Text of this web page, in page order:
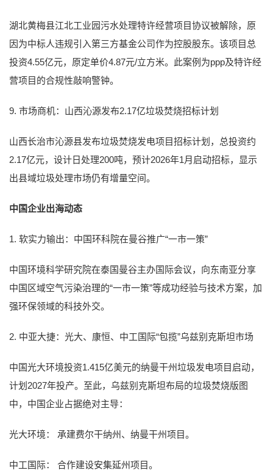
湖北黄梅县江北工业园污水处理特许经营项目协议被解除，原
因为中标人违规引入第三方基金公司作为控股股东。该项目总
投资4.55亿元，原定单价4.87元/立方米。此案例为ppp及特许经
营项目的合规性敲响警钟。
9. 市场商机：山西沁源发布2.17亿垃圾焚烧招标计划
山西长治市沁源县发布垃圾焚烧发电项目招标计划，总投资约
2.17亿元，设计日处理200吨，预计2026年1月启动招标，显示
出县域垃圾处理市场仍有增量空间。
中国企业出海动态
1. 软实力输出：中国环科院在曼谷推广“一市一策”
中国环境科学研究院在泰国曼谷主办国际会议，向东南亚分享
中国区域空气污染治理的“一市一策”等成功经验与技术方案，加
强环保领域的科技外交。
2. 中亚大捷：光大、康恒、中工国际“包揽”乌兹别克斯坦市场
中国光大环境投资1.415亿美元的纳曼干州垃圾发电项目启动，
计划2027年投产。至此，乌兹别克斯坦布局的垃圾焚烧版图
中，中国企业占据绝对主导：
光大环境： 承建费尔干纳州、纳曼干州项目。
中工国际： 合作建设安集延州项目。